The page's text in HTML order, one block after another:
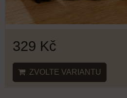
329 Kč
ZVOLTE VARIANTU